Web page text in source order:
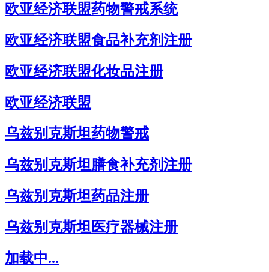
欧亚经济联盟药物警戒系统
欧亚经济联盟食品补充剂注册
欧亚经济联盟化妆品注册
欧亚经济联盟
乌兹别克斯坦药物警戒
乌兹别克斯坦膳食补充剂注册
乌兹别克斯坦药品注册
乌兹别克斯坦医疗器械注册
加载中...